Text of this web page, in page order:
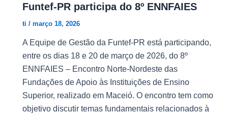
Funtef-PR participa do 8º ENNFAIES
ti / março 18, 2026
A Equipe de Gestão da Funtef-PR está participando,
entre os dias 18 e 20 de março de 2026, do 8º
ENNFAIES – Encontro Norte-Nordeste das
Fundações de Apoio às Instituições de Ensino
Superior, realizado em Maceió. O encontro tem como
objetivo discutir temas fundamentais relacionados à